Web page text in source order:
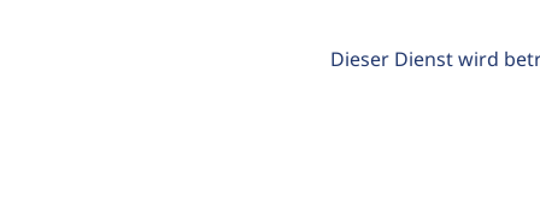
Dieser Dienst wird